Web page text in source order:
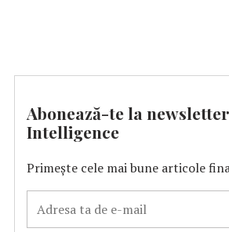
Abonează-te la
Intelligence
Primește cele mai bune articole